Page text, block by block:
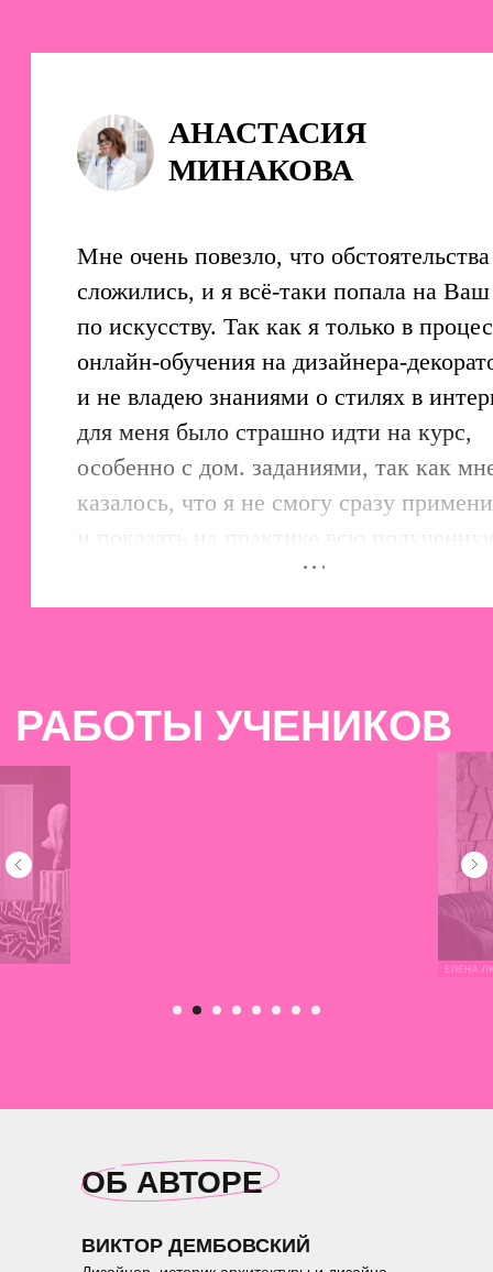
ОБ АВТОРЕ
ВИКТОР ДЕМБОВСКИЙ